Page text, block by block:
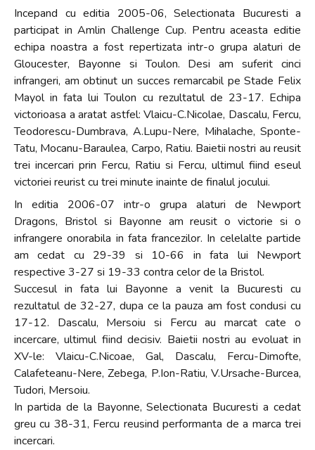
Incepand cu editia 2005-06, Selectionata Bucuresti a
participat in Amlin Challenge Cup. Pentru aceasta editie
echipa noastra a fost repertizata intr-o grupa alaturi de
Gloucester, Bayonne si Toulon. Desi am suferit cinci
infrangeri, am obtinut un succes remarcabil pe Stade Felix
Mayol in fata lui Toulon cu rezultatul de 23-17. Echipa
victorioasa a aratat astfel: Vlaicu-C.Nicolae, Dascalu, Fercu,
Teodorescu-Dumbrava, A.Lupu-Nere, Mihalache, Sponte-
Tatu, Mocanu-Baraulea, Carpo, Ratiu. Baietii nostri au reusit
trei incercari prin Fercu, Ratiu si Fercu, ultimul fiind eseul
victoriei reurist cu trei minute inainte de finalul jocului.
In editia 2006-07 intr-o grupa alaturi de Newport
Dragons, Bristol si Bayonne am reusit o victorie si o
infrangere onorabila in fata francezilor. In celelalte partide
am cedat cu 29-39 si 10-66 in fata lui Newport
respective 3-27 si 19-33 contra celor de la Bristol.
Succesul in fata lui Bayonne a venit la Bucuresti cu
rezultatul de 32-27, dupa ce la pauza am fost condusi cu
17-12. Dascalu, Mersoiu si Fercu au marcat cate o
incercare, ultimul fiind decisiv. Baietii nostri au evoluat in
XV-le: Vlaicu-C.Nicoae, Gal, Dascalu, Fercu-Dimofte,
Calafeteanu-Nere, Zebega, P.Ion-Ratiu, V.Ursache-Burcea,
Tudori, Mersoiu.
In partida de la Bayonne, Selectionata Bucuresti a cedat
greu cu 38-31, Fercu reusind performanta de a marca trei
incercari.